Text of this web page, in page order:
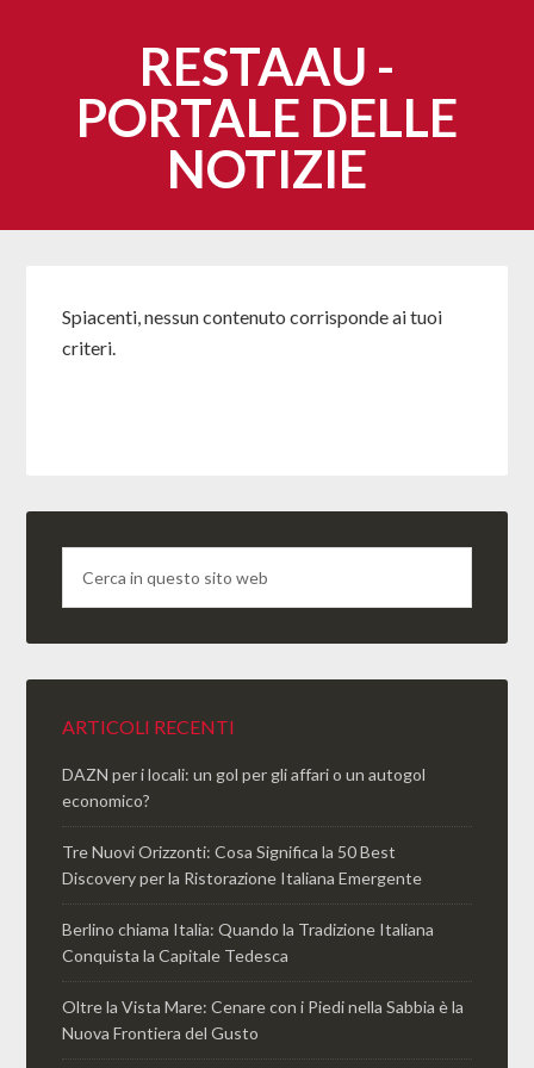
RESTAAU -
PORTALE DELLE
NOTIZIE
Spiacenti, nessun contenuto corrisponde ai tuoi
criteri.
ARTICOLI RECENTI
DAZN per i locali: un gol per gli affari o un autogol
economico?
Tre Nuovi Orizzonti: Cosa Significa la 50 Best
Discovery per la Ristorazione Italiana Emergente
Berlino chiama Italia: Quando la Tradizione Italiana
Conquista la Capitale Tedesca
Oltre la Vista Mare: Cenare con i Piedi nella Sabbia è la
Nuova Frontiera del Gusto